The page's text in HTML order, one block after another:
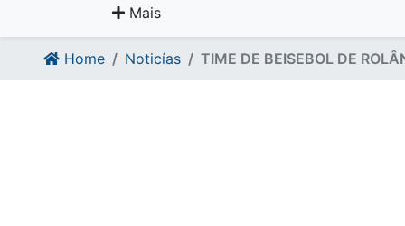
Mais
Home Noticías TIME DE BEISEBOL DE